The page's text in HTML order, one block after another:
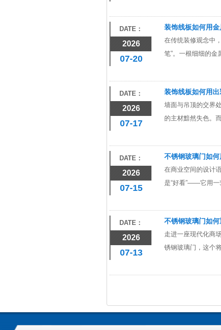
装饰线板如何用
在传统装修观念中
笔”。一根细细的
DATE：
2026
07-20
装饰线板如何用
墙面与吊顶的交界
的主材黯然失色。
DATE：
2026
07-17
不锈钢玻璃门如
在商业空间的设计
是“好看”——它用一
DATE：
2026
07-15
不锈钢玻璃门如
走进一座现代化商
锈钢玻璃门，这个
DATE：
2026
07-13